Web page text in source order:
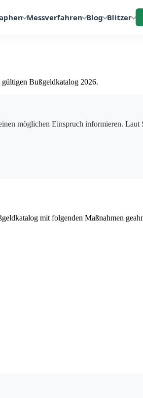
Messverfahren Blog Blitzer
Bußgeldkatalog 2026.
möglichen Einspruch informieren. Laut
mit folgenden Maßnahmen